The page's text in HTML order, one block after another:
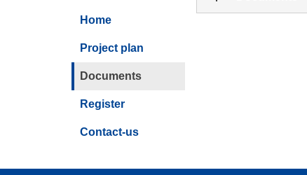
Home
Project plan
Documents
Register
Contact-us